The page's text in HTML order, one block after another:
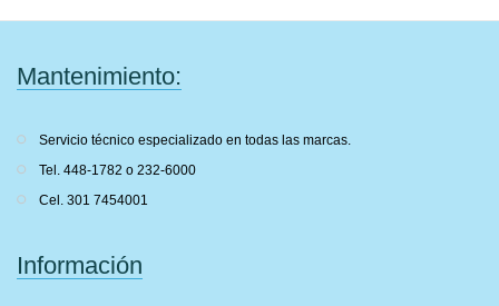
Mantenimiento:
Servicio técnico especializado en todas las marcas.
Tel. 448-1782 o 232-6000
Cel. 301 7454001
Información